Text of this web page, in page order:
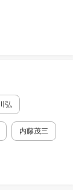
生物学 第5
弘
内藤茂三